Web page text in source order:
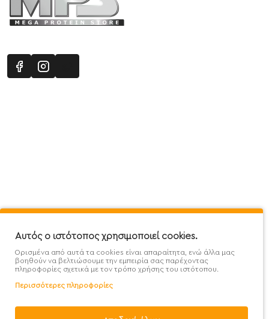
Προσφορές - Clearence GDPR
Χονδρική
Αυτός ο ιστότοπος χρησιμοποιεί cookies.
Ορισμένα από αυτά τα cookies είναι απαραίτητα, ενώ άλλα μας
βοηθούν να βελτιώσουμε την εμπειρία σας παρέχοντας
πληροφορίες σχετικά με τον τρόπο χρήσης του ιστότοπου.
Περισσότερες πληροφορίες